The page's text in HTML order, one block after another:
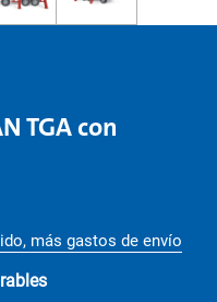
TGA con
más gastos de envío